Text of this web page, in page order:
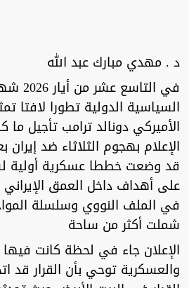
د . مهدي مبارك عبد الله
في
السياسية الدولية تطورا لافتا
الأميركي دونالد ترامب تأجيل
الإعلام بهجوم الثلاثاء ضد
قد وضعت خططا عسكرية أولية
على أهداف داخل العمق
في الملف النووي وسلسلة
شملت أكثر من ساحة
الإعلان جاء في لحظة كانت
والعسكرية توحي بأن القرار قد